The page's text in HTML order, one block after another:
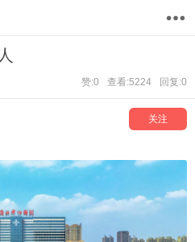
赞:0 查看:5224 回复:0
关注